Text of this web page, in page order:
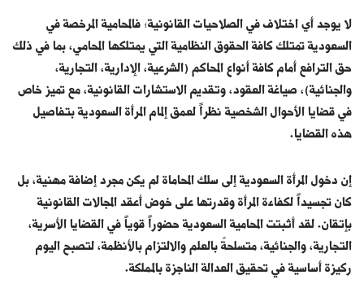
لا يوجد أي اختلاف في الصلاحيات القانونية؛ فالمحامية المرخصة في
السعودية تمتلك كافة الحقوق النظامية التي يمتلكها المحامي، بما في ذلك
حق الترافع أمام كافة أنواع المحاكم (الشرعية، الإدارية، التجارية،
والجنائية)، صياغة العقود، وتقديم الاستشارات القانونية، مع تميز خاص
في قضايا الأحوال الشخصية نظراً لعمق إلمام المرأة السعودية بتفاصيل
هذه القضايا.
إن دخول المرأة السعودية إلى سلك المحاماة لم يكن مجرد إضافة مهنية، بل
كان تجسيداً لكفاءة المرأة وقدرتها على خوض أعقد المجالات القانونية
بإتقان. لقد أثبتت المحامية السعودية حضوراً قوياً في القضايا الأسرية،
التجارية، والجنائية، متسلحةً بالعلم والالتزام بالأنظمة، لتصبح اليوم
ركيزة أساسية في تحقيق العدالة الناجزة بالمملكة.